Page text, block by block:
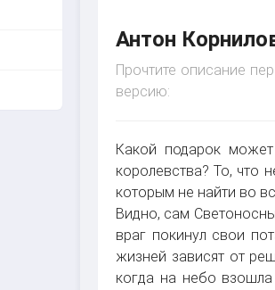
Антон
Прочтите описание
версию:
Какой подарок
королевства? То, что
которым не найти во
Видно, сам
враг покинул свои
жизней зависят от
когда на небо